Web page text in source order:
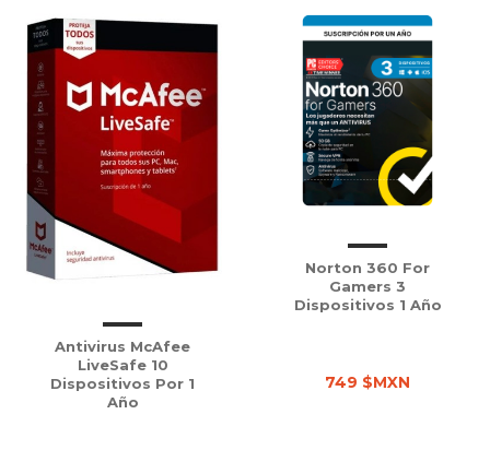
Antivirus McAfee
LiveSafe 10
Dispositivos Por 1
Año
Norton 360 For
Gamers 3
Dispositivos 1 Año
749 $MXN